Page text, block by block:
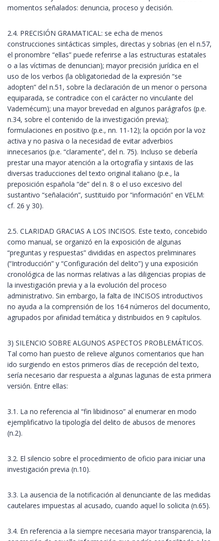
momentos señalados: denuncia, proceso y decisión.
2.4. PRECISIÓN GRAMATICAL: se echa de menos
construcciones sintácticas simples, directas y sobrias (en el n.57,
el pronombre “ellas” puede referirse a las estructuras estatales
o a las víctimas de denuncian); mayor precisión jurídica en el
uso de los verbos (la obligatoriedad de la expresión “se
adopten” del n.51, sobre la declaración de un menor o persona
equiparada, se contradice con el carácter no vinculante del
Vademécum); una mayor brevedad en algunos parágrafos (p.e.
n.34, sobre el contenido de la investigación previa);
formulaciones en positivo (p.e., nn. 11-12); la opción por la voz
activa y no pasiva o la necesidad de evitar adverbios
innecesarios (p.e. “claramente”, del n. 75). Incluso se debería
prestar una mayor atención a la ortografía y sintaxis de las
diversas traducciones del texto original italiano (p.e., la
preposición española “de” del n. 8 o el uso excesivo del
sustantivo “señalación”, sustituido por “información” en VELM:
cf. 26 y 30).
2.5. CLARIDAD GRACIAS A LOS INCISOS. Este texto, concebido
como manual, se organizó en la exposición de algunas
“preguntas y respuestas” divididas en aspectos preliminares
(“Introducción” y “Configuración del delito”) y una exposición
cronológica de las normas relativas a las diligencias propias de
la investigación previa y a la evolución del proceso
administrativo. Sin embargo, la falta de INCISOS introductivos
no ayuda a la comprensión de los 164 números del documento,
agrupados por afinidad temática y distribuidos en 9 capítulos.
3) SILENCIO SOBRE ALGUNOS ASPECTOS PROBLEMÁTICOS.
Tal como han puesto de relieve algunos comentarios que han
ido surgiendo en estos primeros días de recepción del texto,
sería necesario dar respuesta a algunas lagunas de esta primera
versión. Entre ellas:
3.1. La no referencia al “fin libidinoso” al enumerar en modo
ejemplificativo la tipología del delito de abusos de menores
(n.2).
3.2. El silencio sobre el procedimiento de oficio para iniciar una
investigación previa (n.10).
3.3. La ausencia de la notificación al denunciante de las medidas
cautelares impuestas al acusado, cuando aquel lo solicita (n.65).
3.4. En referencia a la siempre necesaria mayor transparencia, la